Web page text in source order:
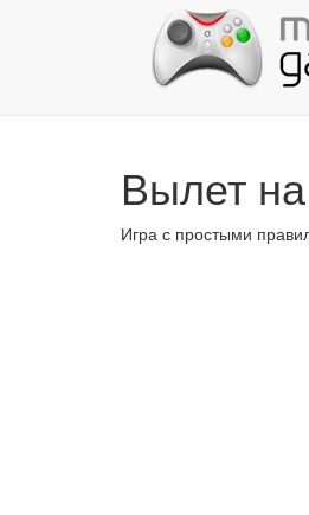
Вылет
Игра с простыми